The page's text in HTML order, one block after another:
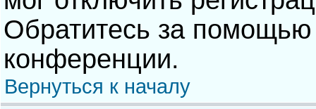
Обратитесь за помощью
конференции.
Вернуться к началу